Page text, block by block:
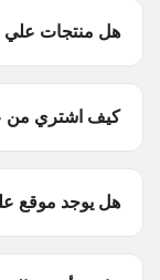
هل منتجات علي
كيف اشتري من
هل يوجد موقع